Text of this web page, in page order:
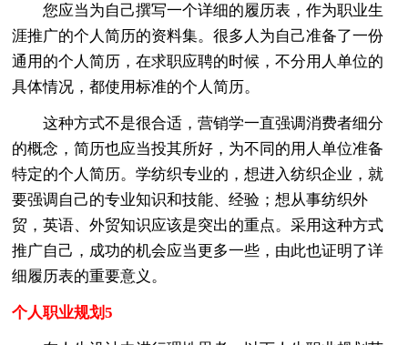
您应当为自己撰写一个详细的履历表，作为职业生
涯推广的个人简历的资料集。很多人为自己准备了一份
通用的个人简历，在求职应聘的时候，不分用人单位的
具体情况，都使用标准的个人简历。
这种方式不是很合适，营销学一直强调消费者细分
的概念，简历也应当投其所好，为不同的用人单位准备
特定的个人简历。学纺织专业的，想进入纺织企业，就
要强调自己的专业知识和技能、经验；想从事纺织外
贸，英语、外贸知识应该是突出的重点。采用这种方式
推广自己，成功的机会应当更多一些，由此也证明了详
细履历表的重要意义。
个人职业规划5